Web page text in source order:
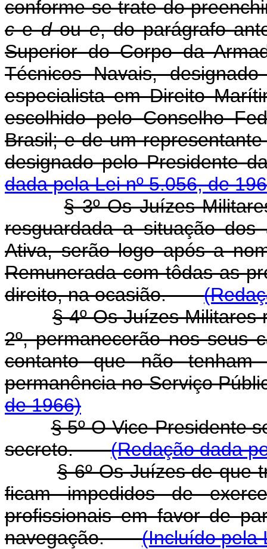
conforme se trate do
cedoue, do parágrafo
Superior do Corpo da
Técnicos Navais,
especialista em Direito
escolhido pelo Conselho
Brasil; e de um
designado pelo
dada pela Lei nº 5.056, de
§ 3º Os Juízes
resguardada a situação
Ativa, serão logo após a
Remunerada com tôdas as
direito, na ocasião.
§ 4º Os Juízes
2º, permanecerão nos seus
contanto que não
permanência no Serviço
de 1966)
§ 5º O Vice-Presidente
secreto.(Redação dada
§ 6º Os Juízes de que
ficam impedidos de
profissionais em favor de
navegação.(Incluído pela